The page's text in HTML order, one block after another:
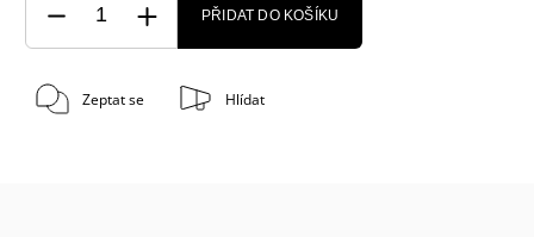
PŘIDAT DO KOŠÍKU
Zeptat se Hlídat